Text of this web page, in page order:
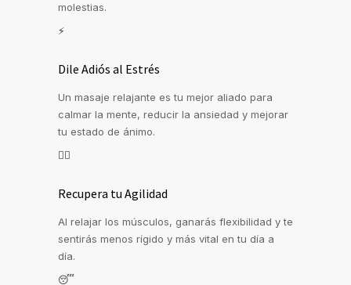
molestias.
⚡
Dile Adiós al Estrés
Un masaje relajante es tu mejor aliado para
calmar la mente, reducir la ansiedad y mejorar
tu estado de ánimo.
🚶‍♀️
Recupera tu Agilidad
Al relajar los músculos, ganarás flexibilidad y te
sentirás menos rígido y más vital en tu día a
día.
😴